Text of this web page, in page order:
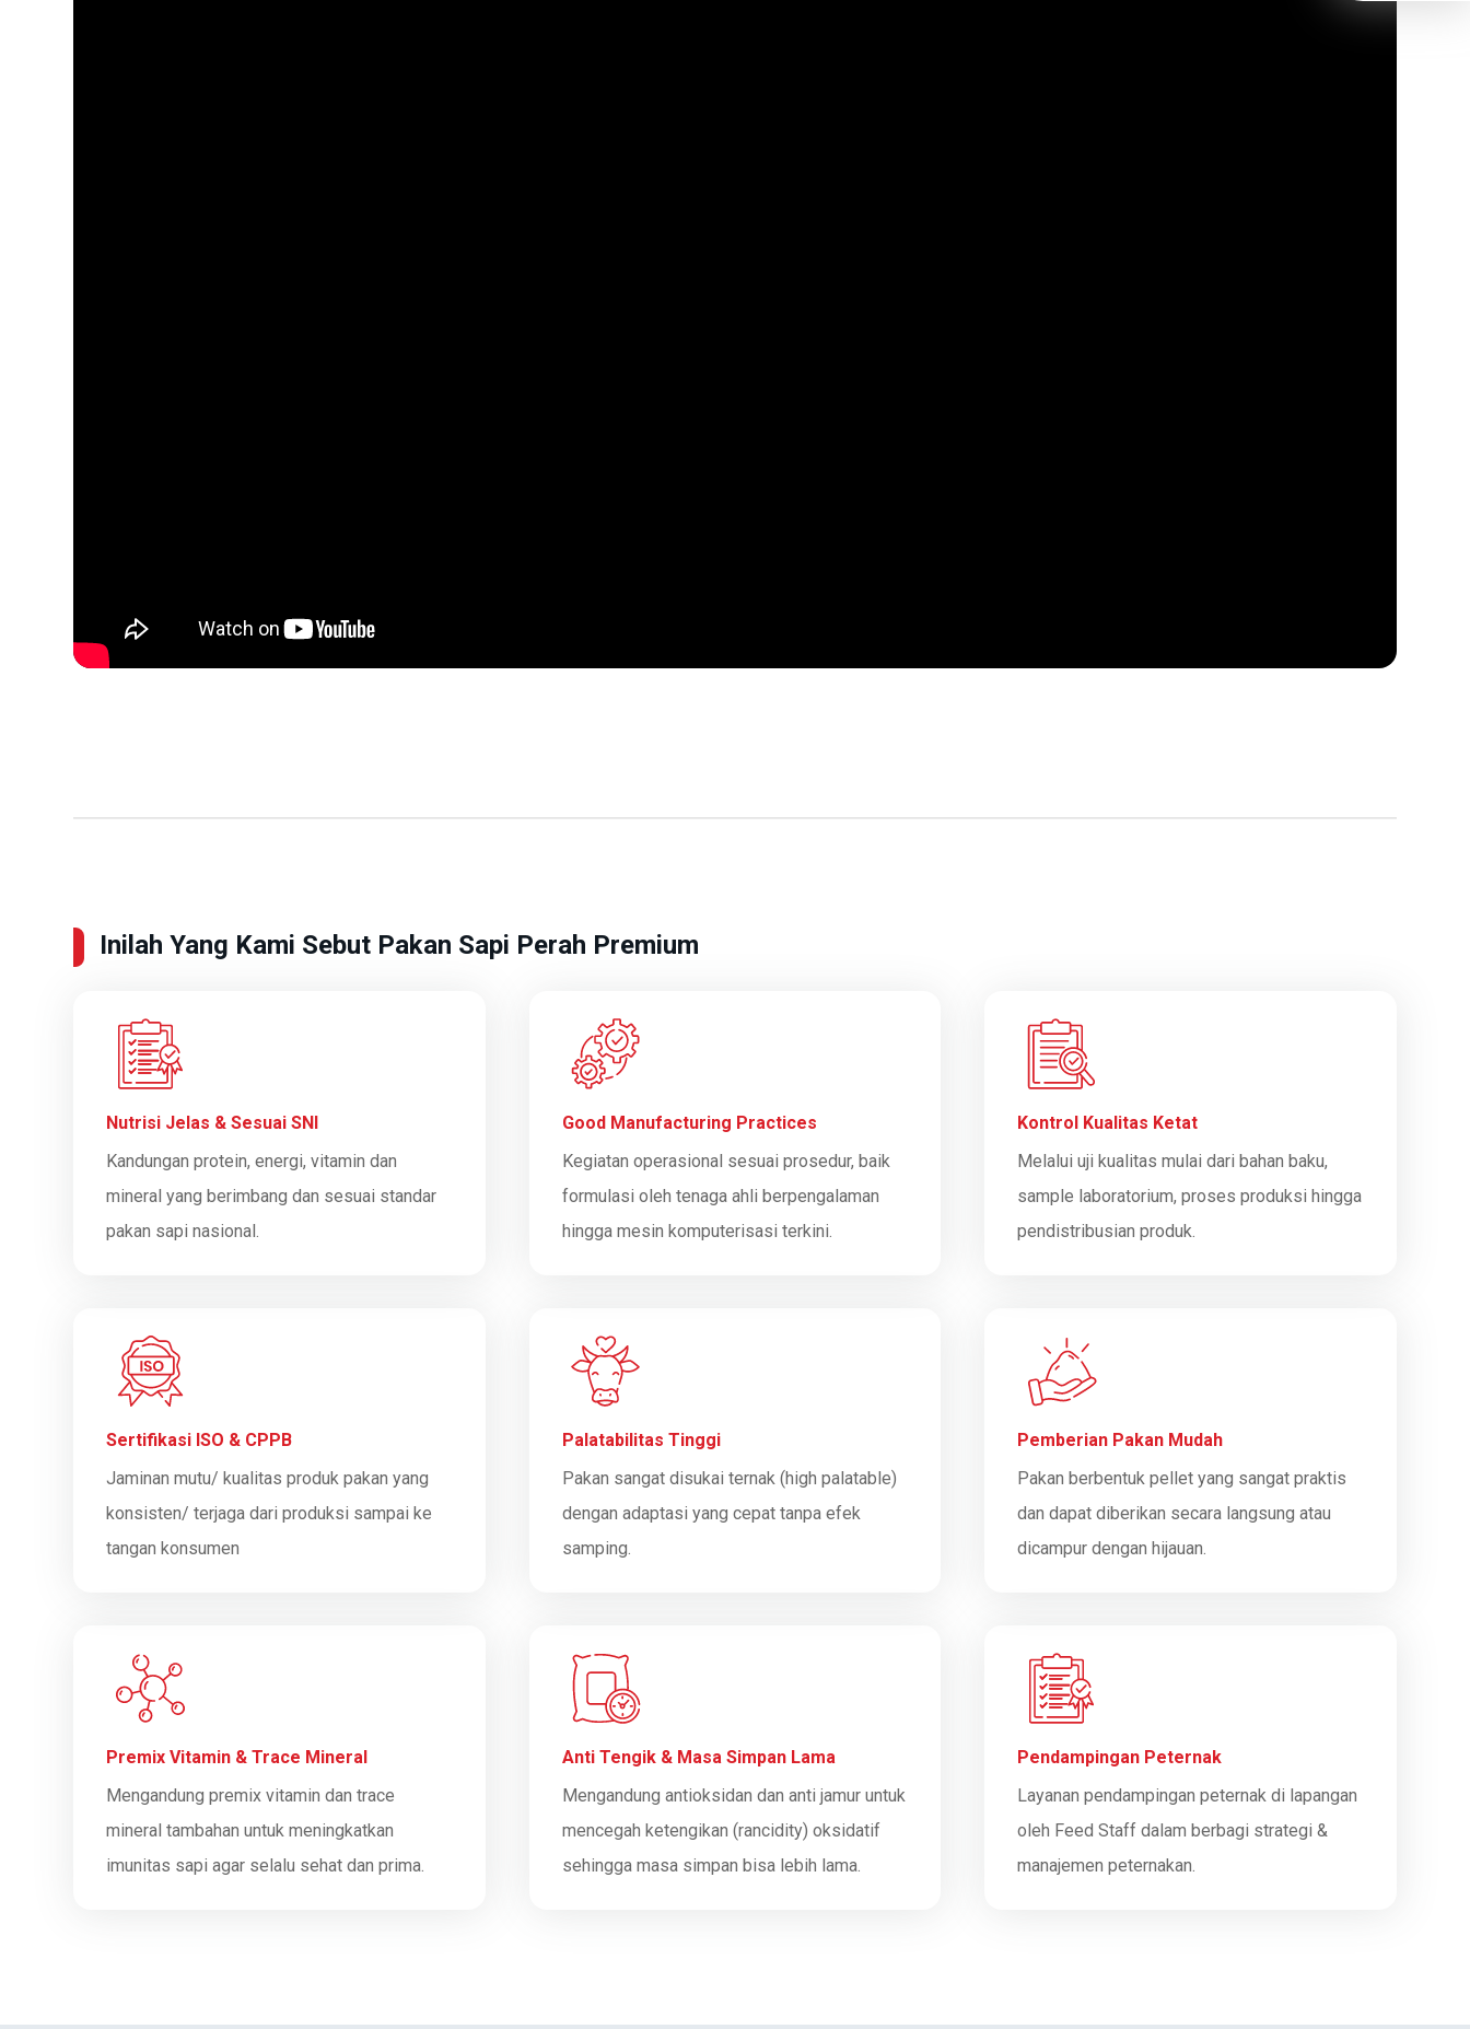
Inilah Yang Kami Sebut Pakan Sapi Perah Premium
Nutrisi Jelas & Sesuai SNI
Kandungan protein, energi, vitamin dan
mineral yang berimbang dan sesuai standar
pakan sapi nasional.
Good Manufacturing Practices
Kegiatan operasional sesuai prosedur, baik
formulasi oleh tenaga ahli berpengalaman
hingga mesin komputerisasi terkini.
Kontrol Kualitas Ketat
Melalui uji kualitas mulai dari bahan baku,
sample laboratorium, proses produksi hingga
pendistribusian produk.
Sertifikasi ISO & CPPB
Jaminan mutu/ kualitas produk pakan yang
konsisten/ terjaga dari produksi sampai ke
tangan konsumen
Palatabilitas Tinggi
Pakan sangat disukai ternak (high palatable)
dengan adaptasi yang cepat tanpa efek
samping.
Pemberian Pakan Mudah
Pakan berbentuk pellet yang sangat praktis
dan dapat diberikan secara langsung atau
dicampur dengan hijauan.
Premix Vitamin & Trace Mineral
Mengandung premix vitamin dan trace
mineral tambahan untuk meningkatkan
imunitas sapi agar selalu sehat dan prima.
Anti Tengik & Masa Simpan Lama
Mengandung antioksidan dan anti jamur untuk
mencegah ketengikan (rancidity) oksidatif
sehingga masa simpan bisa lebih lama.
Pendampingan Peternak
Layanan pendampingan peternak di lapangan
oleh Feed Staff dalam berbagi strategi &
manajemen peternakan.